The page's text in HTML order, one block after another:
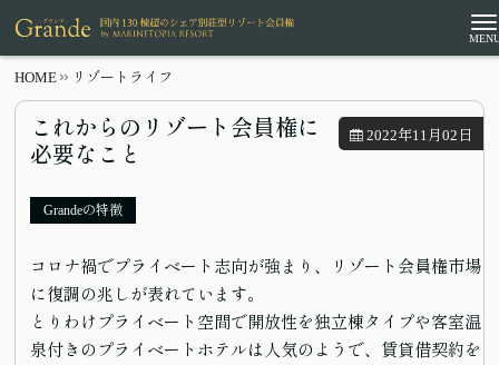
HOME リゾートライフ
これからのリゾート会員権に
必要なこと
2022年11月02日
Grandeの特徴
コロナ禍でプライベート志向が強まり、リゾート会員権市場
に復調の兆しが表れています。
とりわけプライベート空間で開放性を独立棟タイプや客室温
泉付きのプライベートホテルは人気のようで、賃貸借契約を